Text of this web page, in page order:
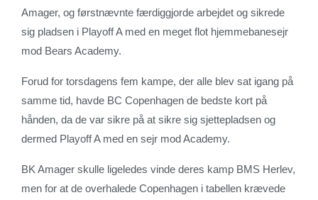
Amager, og førstnævnte færdiggjorde arbejdet og sikrede
sig pladsen i Playoff A med en meget flot hjemmebanesejr
mod Bears Academy.
Forud for torsdagens fem kampe, der alle blev sat igang på
samme tid, havde BC Copenhagen de bedste kort på
hånden, da de var sikre på at sikre sig sjettepladsen og
dermed Playoff A med en sejr mod Academy.
BK Amager skulle ligeledes vinde deres kamp BMS Herlev,
men for at de overhalede Copenhagen i tabellen krævede